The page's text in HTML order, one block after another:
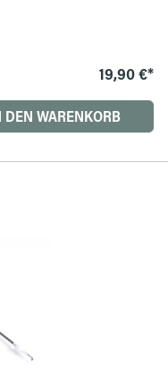
19,90 €*
DEN WARENKORB